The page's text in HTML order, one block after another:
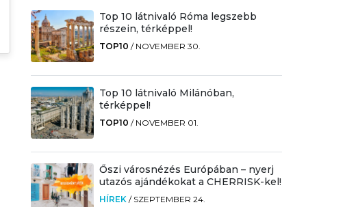
Top 10 látnivaló Róma legszebb
részein, térképpel!
TOP10 / NOVEMBER 30.
Top 10 látnivaló Milánóban,
térképpel!
TOP10 / NOVEMBER 01.
Őszi városnézés Európában – nyerj
utazós ajándékokat a CHERRISK-kel!
HÍREK / SZEPTEMBER 24.